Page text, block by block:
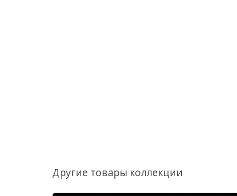
Другие товары коллекции